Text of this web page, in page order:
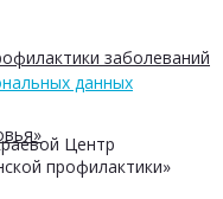
заболеваний
данных
Центр
профилактики»